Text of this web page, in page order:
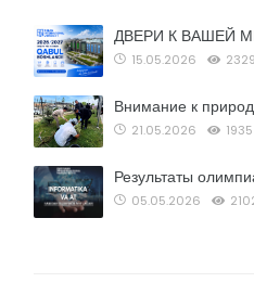
ДВЕРИ К ВАШЕЙ
15.05.2026 2329
Внимание к
21.05.2026 1935
Результаты
05.05.2026